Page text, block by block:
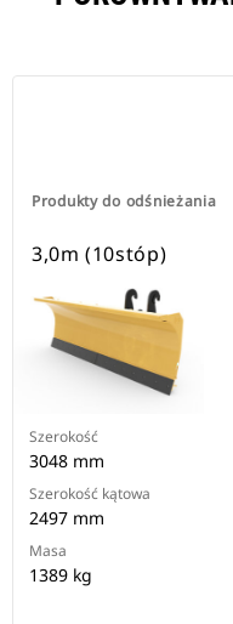
Produkty do odśnieżania
3,0m (10stóp)
Szerokość
3048 mm
Szerokość kątowa
2497 mm
Masa
1389 kg